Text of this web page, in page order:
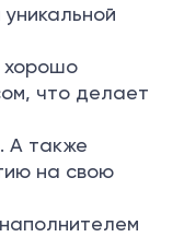
уникальной
хорошо
что делает
А также
на свою